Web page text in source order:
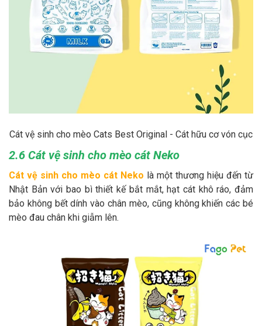
Cát vệ sinh cho mèo Cats Best Original - Cát hữu cơ vón cục
2.6 Cát vệ sinh cho mèo cát Neko
Cát vệ sinh cho mèo cát Neko là một thương hiệu đến từ
Nhật Bản với bao bì thiết kế bắt mắt, hạt cát khô ráo, đảm
bảo không bết dính vào chân mèo, cũng không khiến các bé
mèo đau chân khi giẫm lên.